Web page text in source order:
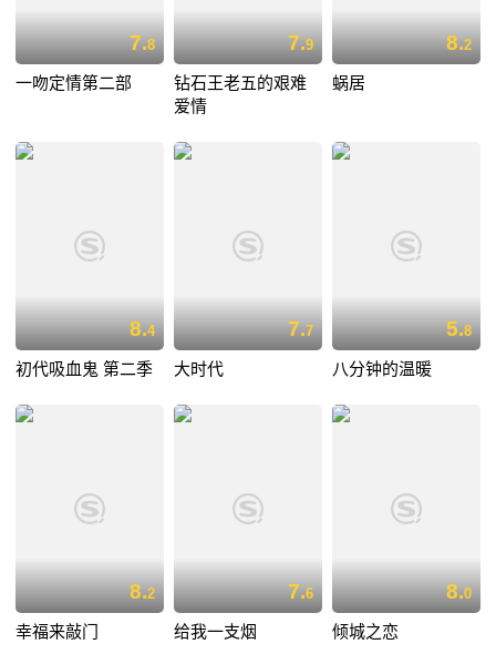
7.8
一吻定情第二部
7.9
钻石王老五的艰难
爱情
8.2
蜗居
8.4
初代吸血鬼 第二季
7.7
大时代
5.8
八分钟的温暖
8.2
幸福来敲门
7.6
给我一支烟
8.0
倾城之恋